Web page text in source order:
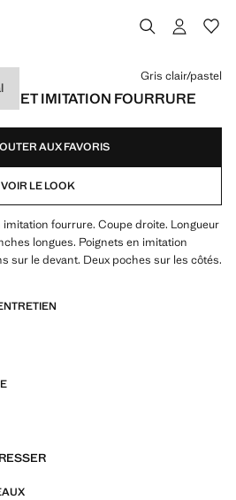
ET IMITATION FOURRURE
Gris clair/pastel
AUX FAVORIS
VOIR LE LOOK
fourrure. Coupe droite. Longueur
longues. Poignets en imitation
sur le devant. Deux poches sur les côtés.